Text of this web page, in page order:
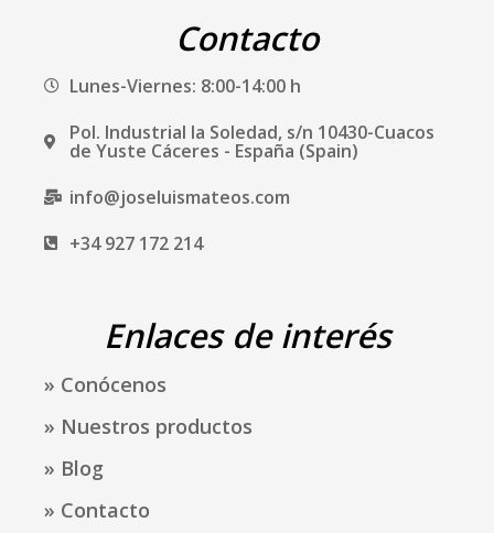
b
o
k
a
g
a
Contacto
Lunes-Viernes: 8:00-14:00 h
Pol. Industrial la Soledad, s/n 10430-Cuacos
de Yuste Cáceres - España (Spain)
info@joseluismateos.com
+34 927 172 214
Enlaces de interés
» Conócenos
» Nuestros productos
» Blog
» Contacto